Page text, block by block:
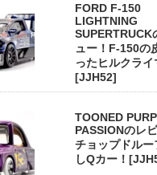
FORD F-150
LIGHTNING
SUPERTRUCK
ュー！F-150の
ったヒルクライ
[JJH52]
TOONED
PASSIONのレ
チョップドルー
しQカー！